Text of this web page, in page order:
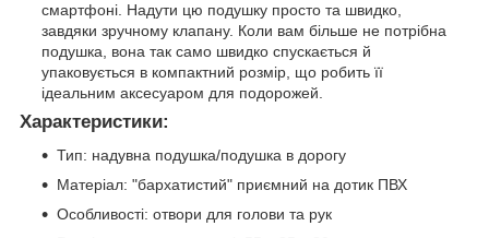
смартфоні. Надути цю подушку просто та швидко,
завдяки зручному клапану. Коли вам більше не потрібна
подушка, вона так само швидко спускається й
упаковується в компактний розмір, що робить її
ідеальним аксесуаром для подорожей.
Характеристики:
Тип: надувна подушка/подушка в дорогу
Матеріал: "бархатистий" приємний на дотик ПВХ
Особливості: отвори для голови та рук